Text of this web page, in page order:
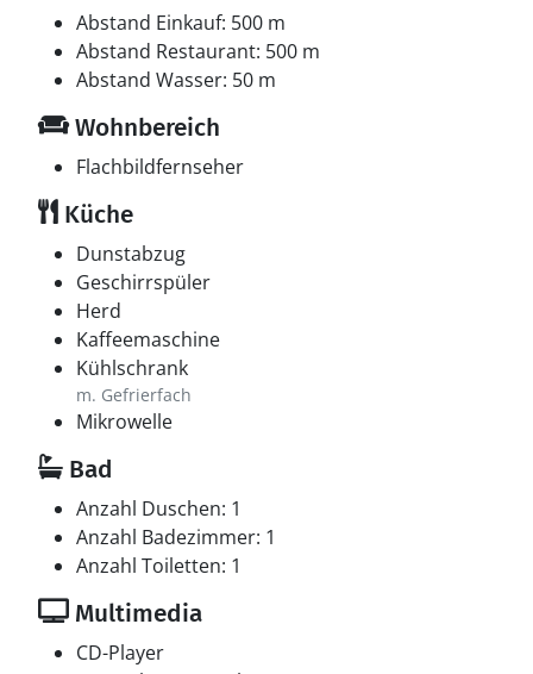
Abstand Einkauf: 500 m
Abstand Restaurant: 500 m
Abstand Wasser: 50 m
Wohnbereich
Flachbildfernseher
Küche
Dunstabzug
Geschirrspüler
Herd
Kaffeemaschine
Kühlschrank
m. Gefrierfach
Mikrowelle
Bad
Anzahl Duschen: 1
Anzahl Badezimmer: 1
Anzahl Toiletten: 1
Multimedia
CD-Player